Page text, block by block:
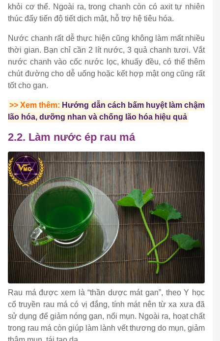
khỏi cơ thể. Ngoài ra, trong chanh còn có axit tự nhiên
thúc đẩy tiến độ tiết dịch mật, hỗ trợ hệ tiêu hóa.
Nước chanh rất dễ thực hiện cũng không làm mất nhiều
thời gian. Bạn chỉ cần 2 lít nước, 3 quả chanh tươi. Vắt
nước chanh vào cốc nước lọc, khuấy đều, có thể thêm
chút đường cho dễ uống hoặc kết hợp mật ong cũng rất
tốt cho gan.
>> Xem thêm: Hướng dẫn cách bấm huyệt làm chậm
lão hóa, dưỡng nhan và chống lão hóa hiệu quả
2.2. Làm nước ép rau má
Rau má được xem là “thần dược mát gan”, theo Y học
cổ truyền rau má có vị đắng, tính mát nên từ xa xưa đã
sử dụng để giảm nóng gan, nổi mụn. Ngoài ra, hoạt chất
trong rau má còn giúp làm lành vết thương do mụn, giảm